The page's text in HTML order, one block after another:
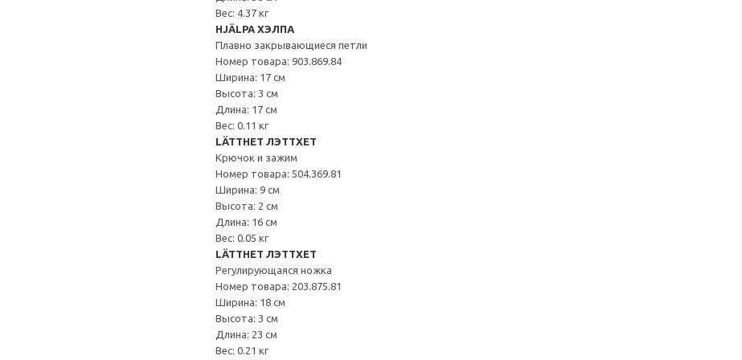
Вес: 4.37 кг
HJÄLPA ХЭЛПА
Плавно закрывающиеся петли
Номер товара: 903.869.84
Ширина: 17 см
Высота: 3 см
Длина: 17 см
Вес: 0.11 кг
LÄTTHET ЛЭТТХЕТ
Крючок и зажим
Номер товара: 504.369.81
Ширина: 9 см
Высота: 2 см
Длина: 16 см
Вес: 0.05 кг
LÄTTHET ЛЭТТХЕТ
Регулирующаяся ножка
Номер товара: 203.875.81
Ширина: 18 см
Высота: 3 см
Длина: 23 см
Вес: 0.21 кг